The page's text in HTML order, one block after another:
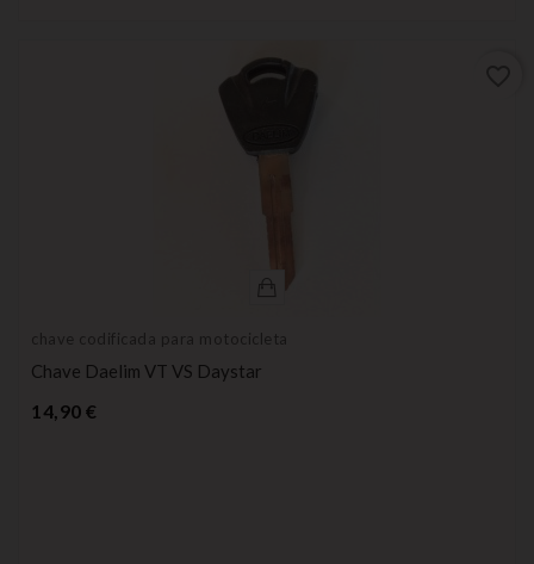
chave codificada para motocicleta
Chave Daelim VT VS Daystar
14,90 €